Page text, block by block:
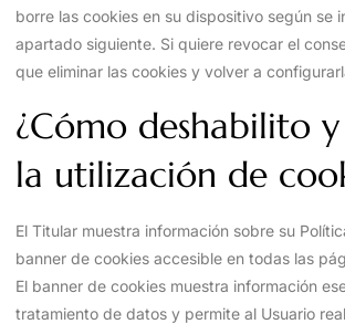
borre las cookies en su dispositivo según se
apartado siguiente. Si quiere revocar el
que eliminar las cookies y volver a
¿Cómo deshabilito
la utilización de
El Titular muestra información sobre su
banner de cookies accesible en todas las
El banner de cookies muestra información
tratamiento de datos y permite al Usuario